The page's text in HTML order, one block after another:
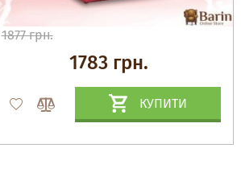
1877 грн.
1783 грн.
КУПИТИ